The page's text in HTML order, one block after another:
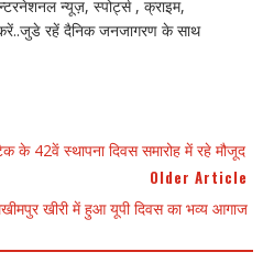
न्यूज़, स्पोर्ट्स , क्राइम,
करें..जुडे रहें दैनिक जनजागरण के साथ
के 42वें स्थापना दिवस समारोह में रहे मौजूद
Older Article
खीरी में हुआ यूपी दिवस का भव्य आगाज